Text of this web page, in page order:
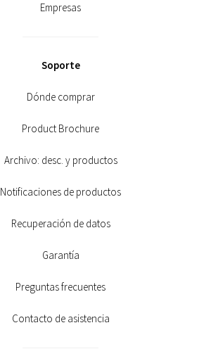
Empresas
Soporte
Dónde comprar
Product Brochure
Archivo: desc. y productos
Notificaciones de productos
Recuperación de datos
Garantía
Preguntas frecuentes
Contacto de asistencia